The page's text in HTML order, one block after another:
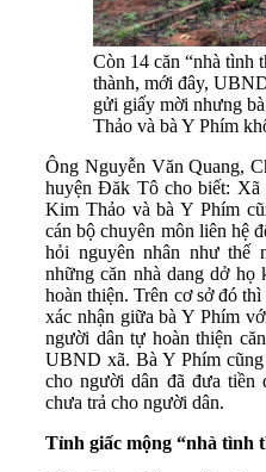
Còn 14 căn “nhà tình
thành, mới đây,
gửi giấy mời nhưng
Thảo và bà Y Phím
Ông Nguyễn Văn Quang,
huyện Đăk Tô cho biết:
Kim Thảo và bà Y Phím
cán bộ chuyên môn liên hệ
hỏi nguyên nhân như thế
những căn nhà dang dở
hoàn thiện. Trên cơ sở đó
xác nhận giữa bà Y Phím
người dân tự hoàn thiện
UBND xã. Bà Y Phím
cho người dân đã đưa tiền
chưa trả cho người dân.
Tỉnh giấc mộng “nhà tình